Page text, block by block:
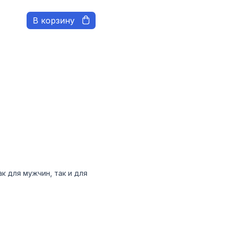
В корзину
для мужчин, так и для